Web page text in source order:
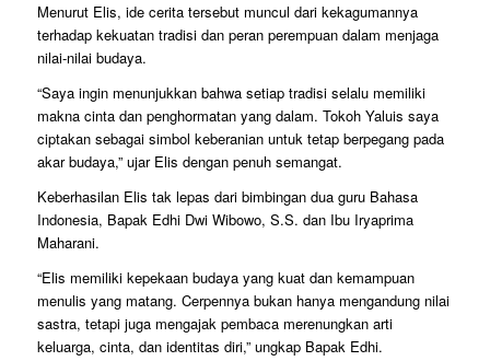
Menurut Elis, ide cerita tersebut muncul dari kekagumannya
terhadap kekuatan tradisi dan peran perempuan dalam menjaga
nilai-nilai budaya.
“Saya ingin menunjukkan bahwa setiap tradisi selalu memiliki
makna cinta dan penghormatan yang dalam. Tokoh Yaluis saya
ciptakan sebagai simbol keberanian untuk tetap berpegang pada
akar budaya,” ujar Elis dengan penuh semangat.
Keberhasilan Elis tak lepas dari bimbingan dua guru Bahasa
Indonesia, Bapak Edhi Dwi Wibowo, S.S. dan Ibu Iryaprima
Maharani.
“Elis memiliki kepekaan budaya yang kuat dan kemampuan
menulis yang matang. Cerpennya bukan hanya mengandung nilai
sastra, tetapi juga mengajak pembaca merenungkan arti
keluarga, cinta, dan identitas diri,” ungkap Bapak Edhi.